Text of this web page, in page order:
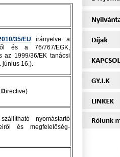
35/EU irányelve a
és a 76/767/EGK,
az 1999/36/EK tanácsi
16.).
Directive)
nyomástartó
és megfelelőség-